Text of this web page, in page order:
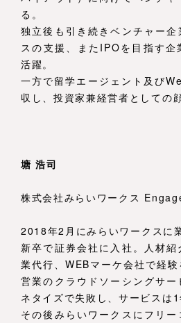
る。
独立後も引き続きベンチャー
スの支援、またIPOを目指す企
活躍。
一方で留学エージェント及び
収し、投資家兼経営者としての
塘 浩司
株式会社みらいワークス
2018年2月にみらいワークスに
新卒で証券会社に入社。人材
業代行、WEBマーケ会社で経験
営業のクラウドソーシングサ
ネタイズで失敗し、サービスは1
その後みらいワークスにフリ